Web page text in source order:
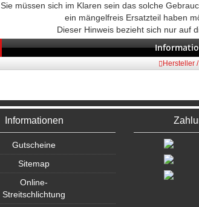
Sie müssen sich im Klaren sein das solche
ein mängelfreis Ersatzteil haben
Dieser Hinweis bezieht sich nur auf
Hersteller
Informationen
Gutscheine
Sitemap
Online-
Streitschlichtung